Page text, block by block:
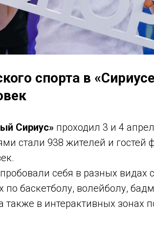
спорта в
Сириус» проходил 3 и 4
стали 938 жителей и гостей
себя в разных видах
по баскетболу, волейболу,
также в интерактивных зонах